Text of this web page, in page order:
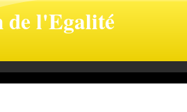
de l'Egalité